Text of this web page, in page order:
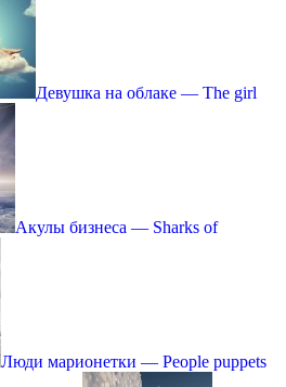
Девушка на облаке — The girl
Акулы бизнеса — Sharks of
Люди марионетки — People puppets